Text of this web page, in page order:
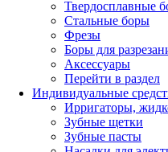
Твердосплавные
Стальные боры
Фрезы
Боры для
Аксессуары
Перейти в раздел
Индивидуальные
Ирригаторы,
Зубные щетки
Зубные пасты